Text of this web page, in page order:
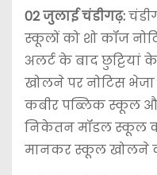
02 जुलाईचंडीगढ़:
स्कूलों को शो कॉज
अलर्ट के बाद
खोलने पर नोटिस
कबीर पब्लिक स्कूल
निकेतन मॉडल स्कूल
मानकर स्कूल खोलने